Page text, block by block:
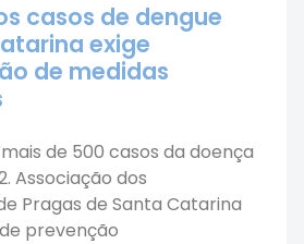
casos de dengue
exige
de medidas
de 500 casos da doença
Associação dos
Pragas de Santa Catarina
prevenção